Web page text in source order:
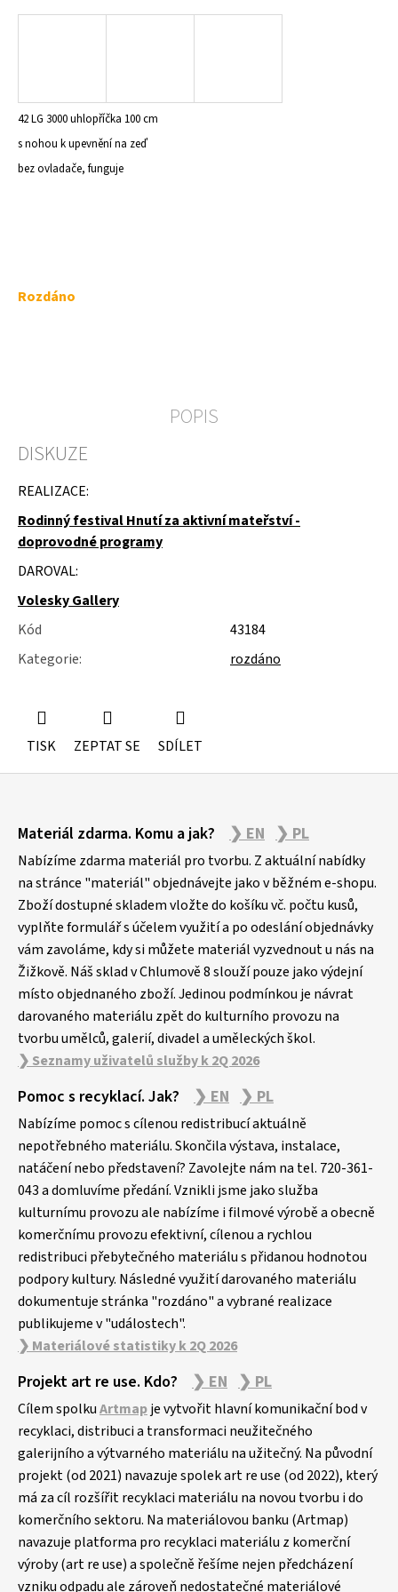
42 LG 3000 uhlopříčka 100 cm
s nohou k upevnění na zeď
bez ovladače, funguje
Měrná
Rozdáno
POPIS
DISKUZE
REALIZACE:
Rodinný festival Hnutí za aktivní mateřství -
doprovodné programy
DAROVAL:
Volesky Gallery
Kód
43184
Kategorie: rozdáno
TISK ZEPTAT SE SDÍLET
a
?
D
o
m
KOVOVÉ
STOJÁNKY
Materiál zdarma. Komu a jak? ❯ EN ❯ PL
Nabízíme zdarma materiál pro tvorbu. Z aktuální nabídky
na stránce "materiál" objednávejte jako v běžném e-shopu.
Zboží dostupné skladem vložte do košíku vč. počtu kusů,
vyplňte formulář s účelem využití a po odeslání objednávky
vám zavoláme, kdy si můžete materiál vyzvednout u nás na
Žižkově. Náš sklad v Chlumově 8 slouží pouze jako výdejní
místo objednaného zboží. Jedinou podmínkou je návrat
darovaného materiálu zpět do kulturního provozu na
tvorbu umělců, galerií, divadel a uměleckých škol.
❯ Seznamy uživatelů služby k 2Q 2026
Pomoc s recyklací. Jak? ❯ EN ❯ PL
Nabízíme pomoc s cílenou redistribucí aktuálně
nepotřebného materiálu. Skončila výstava, instalace,
natáčení nebo představení? Zavolejte nám na tel. 720-361-
043 a domluvíme předání. Vznikli jsme jako služba
kulturnímu provozu ale nabízíme i filmové výrobě a obecně
komerčnímu provozu efektivní, cílenou a rychlou
redistribuci přebytečného materiálu s přidanou hodnotou
podpory kultury. Následné využití darovaného materiálu
dokumentuje stránka "rozdáno" a vybrané realizace
publikujeme v "událostech".
❯ Materiálové statistiky k 2Q 2026
Projekt art re use. Kdo? ❯ EN ❯ PL
Cílem spolkuArtmapje vytvořit hlavní komunikační bod v
recyklaci, distribuci a transformaci neužitečného
galerijního a výtvarného materiálu na užitečný. Na původní
projekt (od 2021) navazuje spolek art re use (od 2022), který
má za cíl rozšířit recyklaci materiálu na novou tvorbu i do
komerčního sektoru. Na materiálovou banku (Artmap)
navazuje platforma pro recyklaci materiálu z komerční
výroby (art re use) a společně řešíme nejen předcházení
vzniku odpadu ale zároveň nedostatečné materiálové